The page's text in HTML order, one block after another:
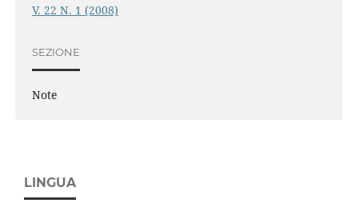
V. 22 N. 1 (2008)
SEZIONE
Note
LINGUA